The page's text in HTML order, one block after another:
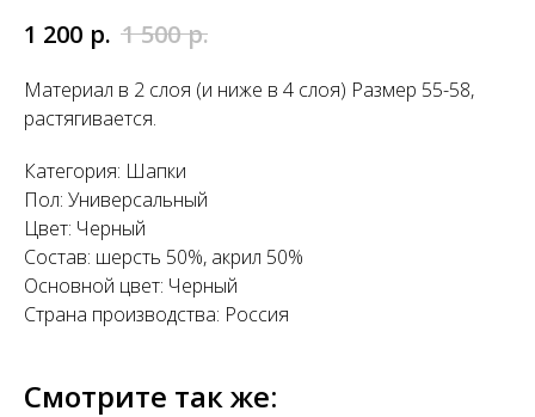
1 200 р. 1 500 р.
Материал в 2 слоя (и ниже в 4 слоя) Размер 55-58,
растягивается.
Категория: Шапки
Пол: Универсальный
Цвет: Черный
Состав: шерсть 50%, акрил 50%
Основной цвет: Черный
Страна производства: Россия
Смотрите так же: